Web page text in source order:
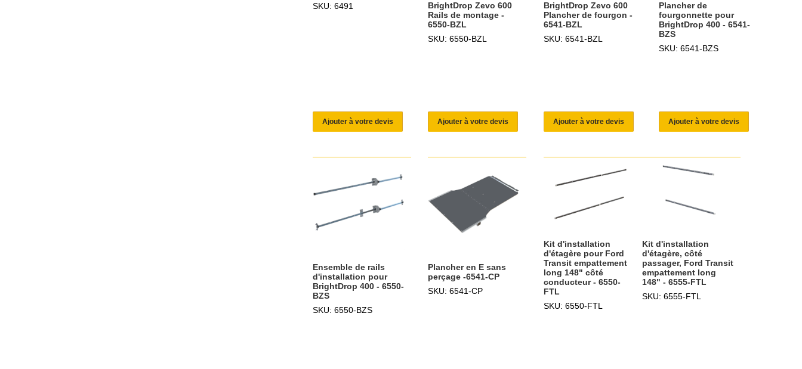
SKU: 6491
Ajouter à votre devis
BrightDrop Zevo 600
Rails de montage -
6550-BZL
SKU: 6550-BZL
Ajouter à votre devis
BrightDrop Zevo 600
Plancher de fourgon -
6541-BZL
SKU: 6541-BZL
Ajouter à votre devis
Plancher de
fourgonnette pour
BrightDrop 400 - 6541-
BZS
SKU: 6541-BZS
Ajouter à votre devis
Ensemble de rails
d'installation pour
BrightDrop 400 - 6550-
BZS
SKU: 6550-BZS
Plancher en E sans
perçage -6541-CP
SKU: 6541-CP
Kit d'installation
d'étagère pour Ford
Transit empattement
long 148" côté
conducteur - 6550-
FTL
SKU: 6550-FTL
Kit d'installation
d'étagère, côté
passager, Ford Transit
empattement long
148" - 6555-FTL
SKU: 6555-FTL